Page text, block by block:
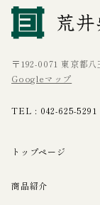
〒192-0071 東京都
Googleマップ
TEL : 042-625-5291
トップページ
商品紹介